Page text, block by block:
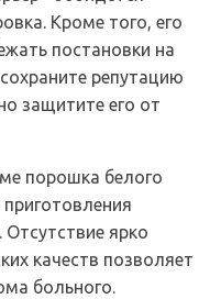
Кроме того, его
постановки на
репутацию
защитите его от
порошка белого
ярко
качеств позволяет
больного.